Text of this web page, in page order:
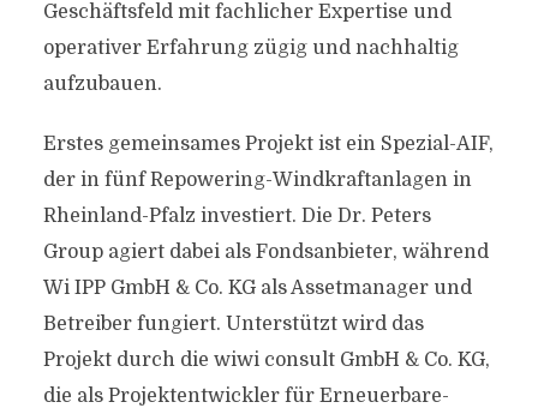
Geschäftsfeld mit fachlicher Expertise und
operativer Erfahrung zügig und nachhaltig
aufzubauen.
Erstes gemeinsames Projekt ist ein Spezial-AIF,
der in fünf Repowering-Windkraftanlagen in
Rheinland-Pfalz investiert. Die Dr. Peters
Group agiert dabei als Fondsanbieter, während
Wi IPP GmbH & Co. KG als Assetmanager und
Betreiber fungiert. Unterstützt wird das
Projekt durch die wiwi consult GmbH & Co. KG,
die als Projektentwickler für Erneuerbare-